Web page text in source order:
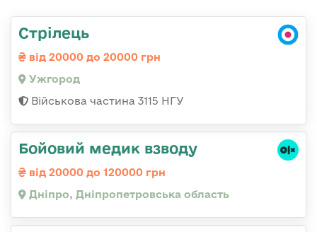
Стрілець
від 20000 до 20000 грн
Ужгород
Військова частина 3115 НГУ
Бойовий медик взводу
від 20000 до 120000 грн
Дніпро, Дніпропетровська область